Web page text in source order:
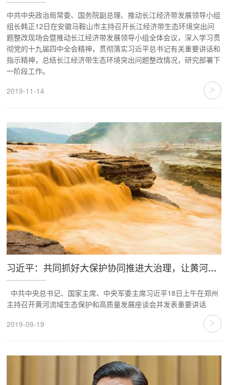
中共中央政治局常委、国务院副总理、推动长江经济带发展领导小组
组长韩正12日在安徽马鞍山市主持召开长江经济带生态环境突出问
题整改现场会暨推动长江经济带发展领导小组全体会议，深入学习贯
彻党的十九届四中全会精神，贯彻落实习近平总书记有关重要讲话和
指示精神，总结长江经济带生态环境突出问题整改情况，研究部署下
一阶段工作。
2019-11-14
>
习近平：共同抓好大保护协同推进大治理，让黄河成为造福人民的幸福河
中共中央总书记、国家主席、中央军委主席习近平18日上午在郑州
主持召开黄河流域生态保护和高质量发展座谈会并发表重要讲话
2019-09-19
>